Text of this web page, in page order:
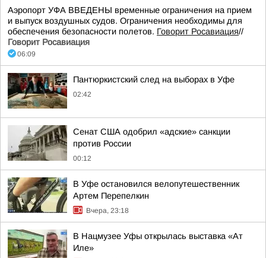
Аэропорт УФА ВВЕДЕНЫ временные ограничения на прием
и выпуск воздушных судов. Ограничения необходимы для
обеспечения безопасности полетов. Говорит Росавиация//
Говорит Росавиация
06:09
Пантюркистский след на выборах в Уфе
02:42
Сенат США одобрил «адские» санкции
против России
00:12
В Уфе остановился велопутешественник
Артем Перепелкин
Вчера, 23:18
В Нацмузее Уфы открылась выставка «Ат
Иле»